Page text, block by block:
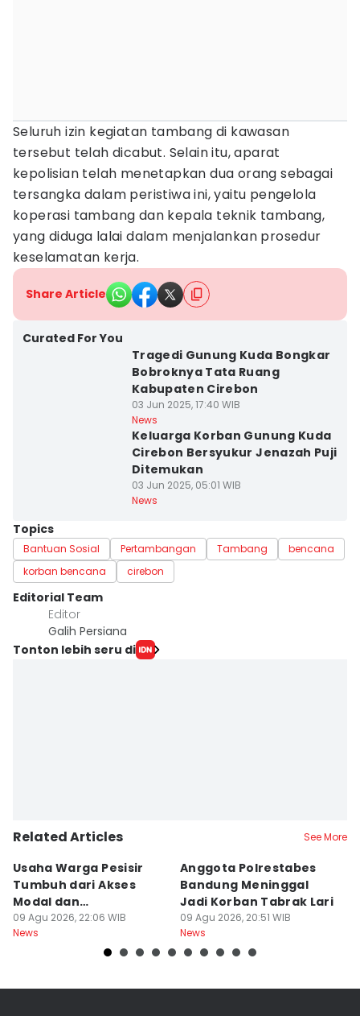
Seluruh izin kegiatan tambang di kawasan
tersebut telah dicabut. Selain itu, aparat
kepolisian telah menetapkan dua orang sebagai
tersangka dalam peristiwa ini, yaitu pengelola
koperasi tambang dan kepala teknik tambang,
yang diduga lalai dalam menjalankan prosedur
keselamatan kerja.
Share Article
Curated For You
Tragedi Gunung Kuda Bongkar
Bobroknya Tata Ruang
Kabupaten Cirebon
03 Jun 2025, 17:40 WIB
News
Keluarga Korban Gunung Kuda
Cirebon Bersyukur Jenazah Puji
Ditemukan
03 Jun 2025, 05:01 WIB
News
Topics
Bantuan Sosial Pertambangan Tambang
bencana
korban bencana
cirebon
Editorial Team
Editor
Galih Persiana
Tonton lebih seru di
Related Articles See More
Usaha Warga Pesisir
Tumbuh dari Akses
Modal dan
Pendampingan
09 Agu 2026, 22:06 WIB
News
Anggota Polrestabes
Bandung Meninggal
Jadi Korban Tabrak Lari
09 Agu 2026, 20:51 WIB
News